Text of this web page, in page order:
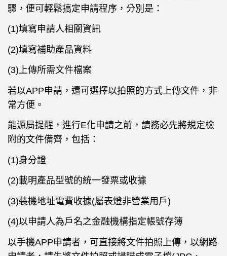
驟，便可輕鬆搞定申請程序，分別是：
(1)填寫申請人相關資訊
(2)填寫補助產品資料
(3)上傳所需文件檔案
若以APP申請，還可選擇以拍照的方式上傳文件，非
常方便。
能源局提醒，進行E化申請之前，請務必先將規定檢
附的文件備齊，包括：
(1)身分證
(2)載明產品型號的統一發票或收據
(3)裝機地址電費收據(屬表燈非營業用戶)
(4)以申請人為戶名之金融機構指定帳號存簿
以手機APP申請者，可直接將文件拍照上傳，以網路